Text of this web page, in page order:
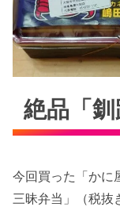
絶品「釧
今回買った「かに
三昧弁当」（税抜